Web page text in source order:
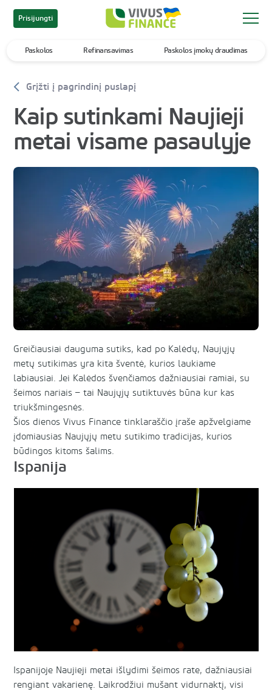
Prisijungti
Paskolos Refinansavimas Paskolos įmokų draudimas
Grįžti į pagrindinį puslapį
Kaip sutinkami Naujieji
metai visame pasaulyje
Greičiausiai dauguma sutiks, kad po Kalėdų, Naujųjų
metų sutikimas yra kita šventė, kurios laukiame
labiausiai. Jei Kalėdos švenčiamos dažniausiai ramiai, su
šeimos nariais – tai Naujųjų sutiktuvės būna kur kas
triukšmingesnės.
Šios dienos Vivus Finance tinklaraščio įraše apžvelgiame
įdomiausias Naujųjų metu sutikimo tradicijas, kurios
būdingos kitoms šalims.
Ispanija
Ispanijoje Naujieji metai išlydimi šeimos rate, dažniausiai
rengiant vakarienę. Laikrodžiui mušant vidurnaktį, visi